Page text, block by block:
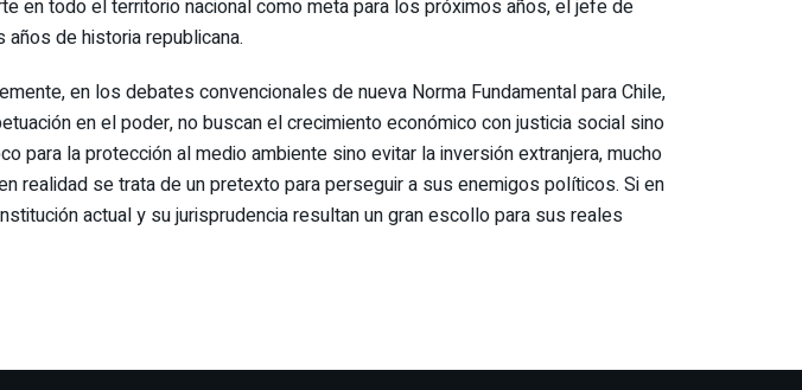
en todo el territorio nacional como meta para los próximos años, el jefe de
de historia republicana.
en los debates convencionales de nueva Norma Fundamental para Chile,
en el poder, no buscan el crecimiento económico con justicia social sino
la protección al medio ambiente sino evitar la inversión extranjera, mucho
realidad se trata de un pretexto para perseguir a sus enemigos políticos. Si en
actual y su jurisprudencia resultan un gran escollo para sus reales